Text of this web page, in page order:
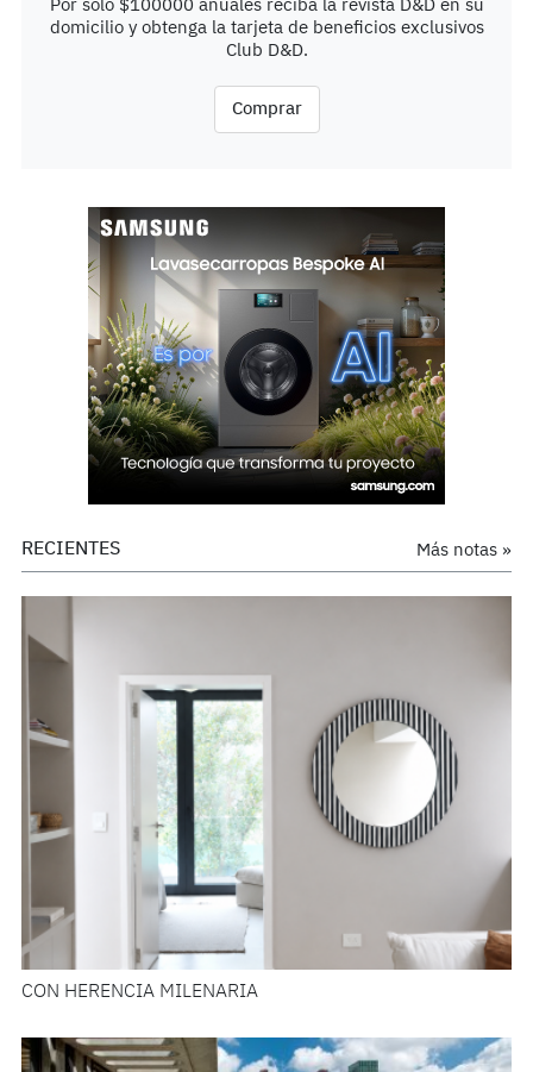
Por solo $100000 anuales reciba la revista D&D en su
domicilio y obtenga la tarjeta de beneficios exclusivos
Club D&D.
Comprar
Más notas »
RECIENTES
CON HERENCIA MILENARIA